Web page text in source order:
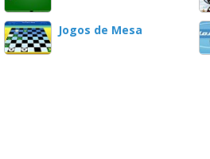
Jogos de Mesa